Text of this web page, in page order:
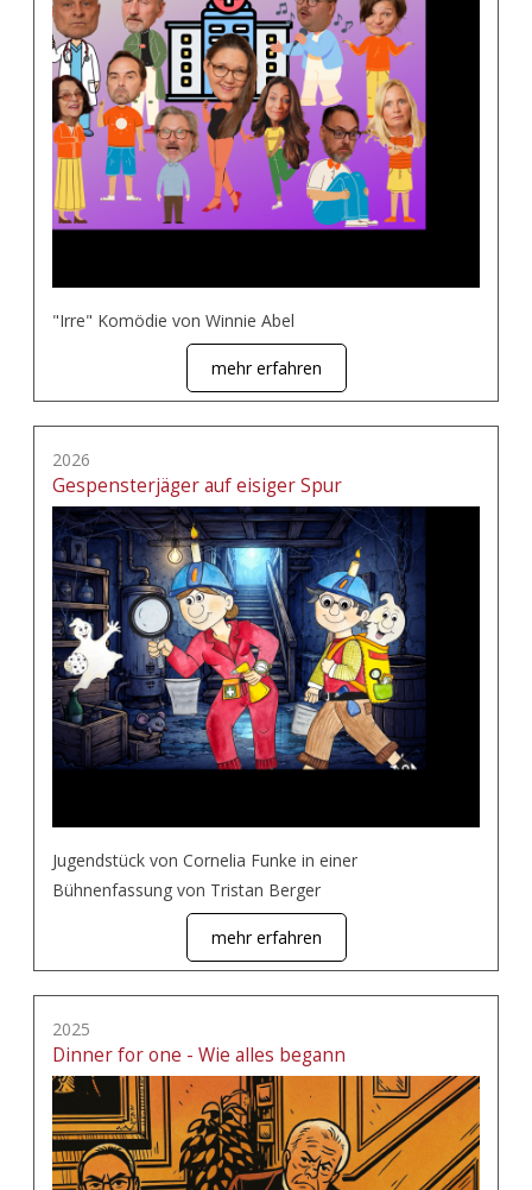
"Irre" Komödie von Winnie Abel
mehr erfahren
2026
Gespensterjäger auf eisiger Spur
Jugendstück von Cornelia Funke in einer
Bühnenfassung von Tristan Berger
mehr erfahren
2025
Dinner for one - Wie alles begann